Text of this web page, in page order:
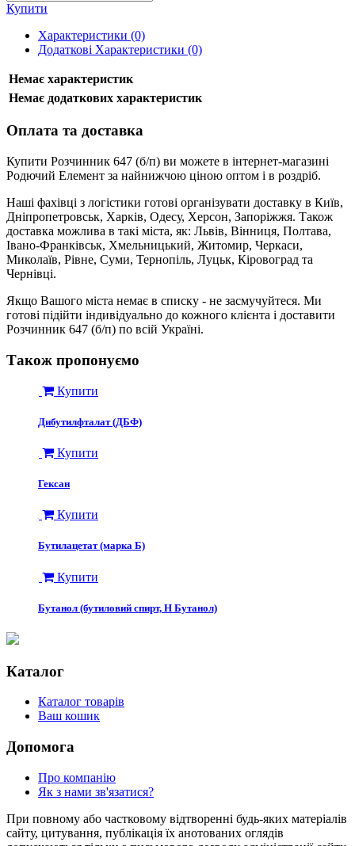
Купити
Характеристики (0)
Додаткові Характеристики (0)
Немає характеристик
Немає додаткових характеристик
Оплата та доставка
Купити Розчинник 647 (б/п) ви можете в інтернет-магазині
Родючий Елемент за найнижчою ціною оптом і в роздріб.
Наші фахівці з логістики готові організувати доставку в Київ,
Дніпропетровськ, Харків, Одесу, Херсон, Запоріжжя. Також
доставка можлива в такі міста, як: Львів, Вінниця, Полтава,
Івано-Франківськ, Хмельницький, Житомир, Черкаси,
Миколаїв, Рівне, Суми, Тернопіль, Луцьк, Кіровоград та
Чернівці.
Якщо Вашого міста немає в списку - не засмучуйтеся. Ми
готові підійти індивідуально до кожного клієнта і доставити
Розчинник 647 (б/п) по всій Україні.
Також пропонуємо
Купити
Дибутилфталат (ДБФ)
Купити
Гексан
Купити
Бутилацетат (марка Б)
Купити
Бутанол (бутиловий спирт, Н Бутанол)
Каталог
Каталог товарів
Ваш кошик
Допомога
Про компанію
Як з нами зв'язатися?
При повному або частковому відтворенні будь-яких матеріалів
сайту, цитування, публікація їх анотованих оглядів